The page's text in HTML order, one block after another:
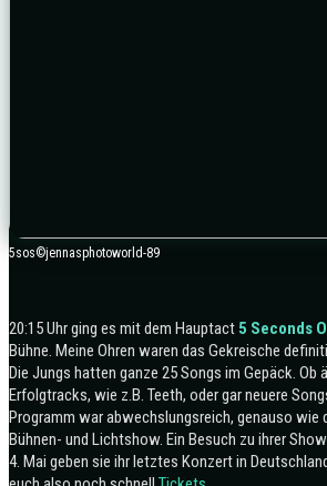
5sos©jennasphotoworld-89
20:15 Uhr ging es mit dem Hauptact 5 Seconds
Bühne. Meine Ohren waren das Gekreische
Die Jungs hatten ganze 25 Songs im Gepäck. Ob
Erfolgtracks, wie z.B. Teeth, oder gar neuere
Programm war abwechslungsreich, genauso wie
Bühnen- und Lichtshow. Ein Besuch zu ihrer
4. Mai geben sie ihr letztes Konzert in